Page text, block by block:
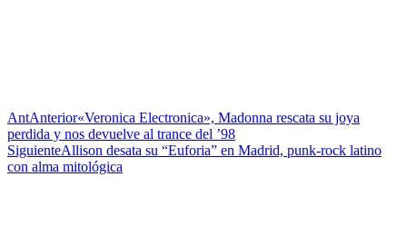
AntAnterior«Veronica Electronica», Madonna rescata su joya
perdida y nos devuelve al trance del ’98
SiguienteAllison desata su “Euforia” en Madrid, punk-rock latino
con alma mitológica